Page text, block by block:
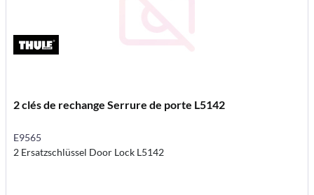
2 clés de rechange Serrure de porte L5142
E9565
2 Ersatzschlüssel Door Lock L5142